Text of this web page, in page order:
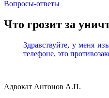
Вопросы-ответы
Что грозит за
Здравствуйте, у меня
телефоне, это
Адвокат Антонов А.П.